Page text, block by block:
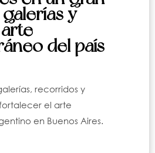
y
del país
recorridos y
el arte
en Buenos Aires.